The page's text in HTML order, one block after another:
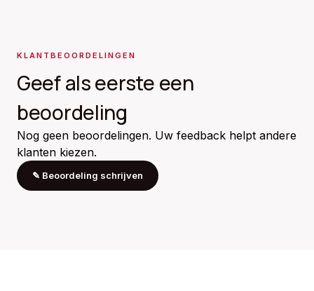
KLANTBEOORDELINGEN
Geef als eerste een
beoordeling
Nog geen beoordelingen. Uw feedback helpt andere
klanten kiezen.
✎ Beoordeling schrijven